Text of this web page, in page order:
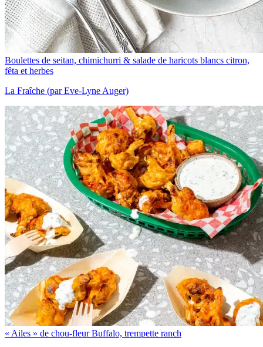
Boulettes de seitan, chimichurri & salade de haricots blancs citron,
fêta et herbes
La Fraîche (par Eve-Lyne Auger)
« Ailes » de chou-fleur Buffalo, trempette ranch